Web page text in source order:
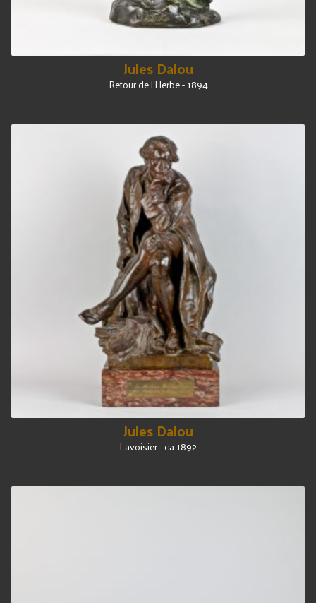
Jules Dalou
Retour de l'Herbe - 1894
Jules Dalou
Lavoisier - ca 1892